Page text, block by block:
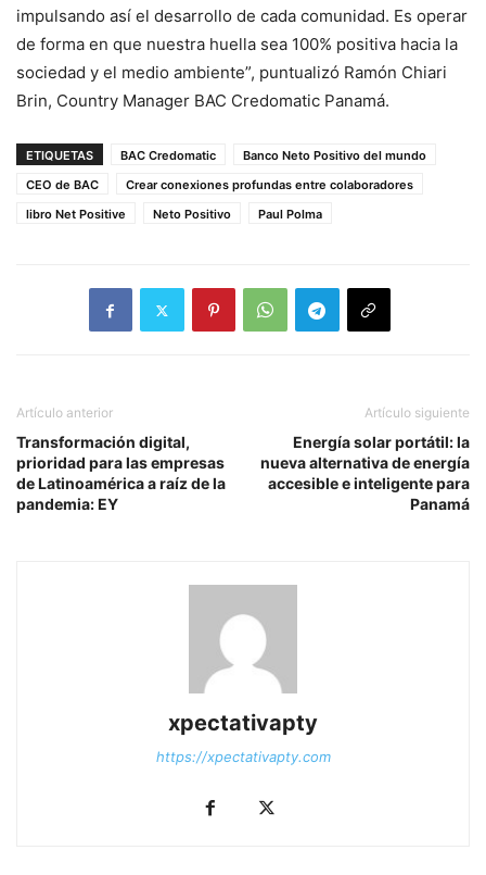
impulsando así el desarrollo de cada comunidad. Es operar
de forma en que nuestra huella sea 100% positiva hacia la
sociedad y el medio ambiente”, puntualizó Ramón Chiari
Brin, Country Manager BAC Credomatic Panamá.
ETIQUETAS BAC Credomatic
Banco Neto Positivo del mundo
CEO de BAC
Crear conexiones profundas entre colaboradores
libro Net Positive
Neto Positivo Paul Polma
Artículo anterior
Transformación digital,
prioridad para las empresas
de Latinoamérica a raíz de la
pandemia: EY
Artículo siguiente
Energía solar portátil: la
nueva alternativa de energía
accesible e inteligente para
Panamá
xpectativapty
https://xpectativapty.com